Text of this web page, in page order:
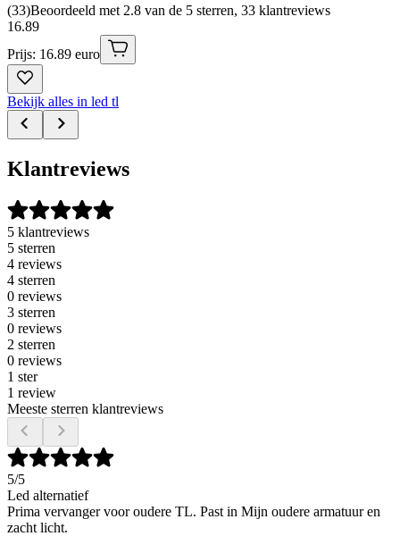
(33)Beoordeeld met 2.8 van de 5 sterren, 33 klantreviews
16.89
Prijs: 16.89 euro
Bekijk alles in led tl
Klantreviews
5 klantreviews
5 sterren
4 reviews
4 sterren
0 reviews
3 sterren
0 reviews
2 sterren
0 reviews
1 ster
1 review
Meeste sterren klantreviews
5/5
Led alternatief
Prima vervanger voor oudere TL. Past in Mijn oudere armatuur en
zacht licht.